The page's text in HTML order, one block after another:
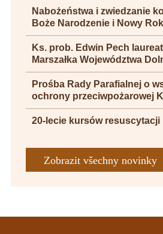
Nabożeństwa i zwiedzanie
Boże Narodzenie i Nowy
Ks. prob. Edwin Pech
Marszałka Województwa
Prośba Rady Parafialnej o
ochrony przeciwpożarowej
20-lecie kursów resuscytacji
Zobrazit všechny novinky